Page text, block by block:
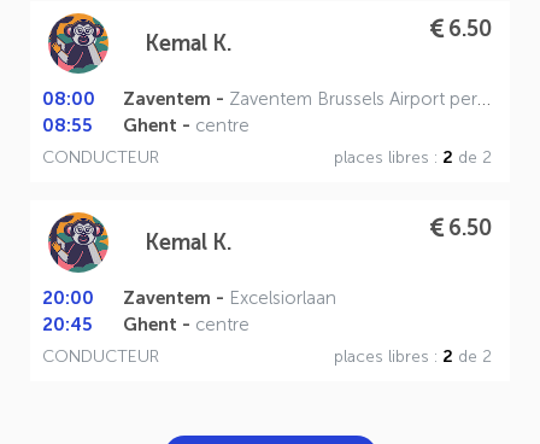
Kemal K.
6.50
08:00 Zaventem - Zaventem Brussels Airport perron A
08:55
Ghent - centre
CONDUCTEUR places libres : 2 de 2
Kemal K.
6.50
20:00 Zaventem - Excelsiorlaan
20:45
Ghent - centre
CONDUCTEUR places libres : 2 de 2